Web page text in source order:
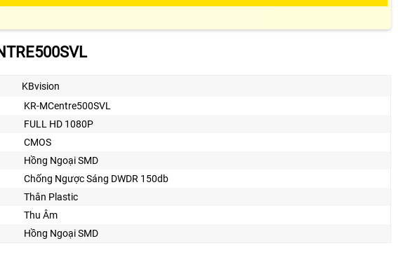
KBvision
KR-MCentre500SVL
FULL HD 1080P
CMOS
Hồng Ngoại SMD
Chống Ngược Sáng DWDR 150db
Thân Plastic
Thu Âm
Hồng Ngoại SMD